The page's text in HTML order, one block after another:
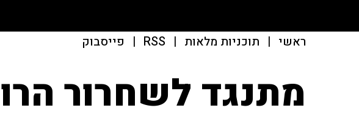
ראשי | תוכניות מלאות |
RSS
| פייסבוק
מתנגד לשחרור